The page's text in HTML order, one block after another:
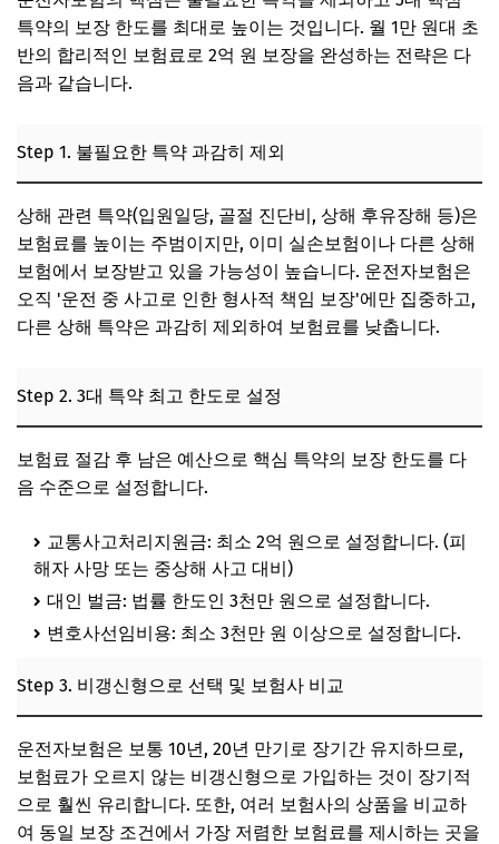
특약의 보장 한도를 최대로 높이는 것입니다. 월 1만 원대 초
반의 합리적인 보험료로 2억 원 보장을 완성하는 전략은 다
음과 같습니다.
Step 1. 불필요한 특약 과감히 제외
상해 관련 특약(입원일당, 골절 진단비, 상해 후유장해 등)은
보험료를 높이는 주범이지만, 이미 실손보험이나 다른 상해
보험에서 보장받고 있을 가능성이 높습니다. 운전자보험은
오직 '운전 중 사고로 인한 형사적 책임 보장'에만 집중하고,
다른 상해 특약은 과감히 제외하여 보험료를 낮춥니다.
Step 2. 3대 특약 최고 한도로 설정
보험료 절감 후 남은 예산으로 핵심 특약의 보장 한도를 다
음 수준으로 설정합니다.
교통사고처리지원금: 최소 2억 원으로 설정합니다. (피
해자 사망 또는 중상해 사고 대비)
대인 벌금: 법률 한도인 3천만 원으로 설정합니다.
변호사선임비용: 최소 3천만 원 이상으로 설정합니다.
Step 3. 비갱신형으로 선택 및 보험사 비교
운전자보험은 보통 10년, 20년 만기로 장기간 유지하므로,
보험료가 오르지 않는 비갱신형으로 가입하는 것이 장기적
으로 훨씬 유리합니다. 또한, 여러 보험사의 상품을 비교하
여 동일 보장 조건에서 가장 저렴한 보험료를 제시하는 곳을